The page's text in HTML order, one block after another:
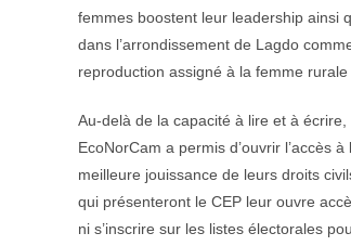
femmes boostent leur leadership ainsi
dans l’arrondissement de Lagdo
reproduction assigné à la femme
Au-delà de la capacité à lire et à
EcoNorCam a permis d’ouvrir l’accès
meilleure jouissance de leurs droits
qui présenteront le CEP leur ouvre
ni s’inscrire sur les listes électorales